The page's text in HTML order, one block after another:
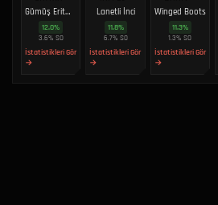
Gümüş Eritme Potası
12.0%
3.6% SO
İstatistikleri Gör
→
Lanetli İnci
11.8%
6.7% SO
İstatistikleri Gör
→
Winged Boots
11.3%
1.3%SO
İstatistikleri Gör
→